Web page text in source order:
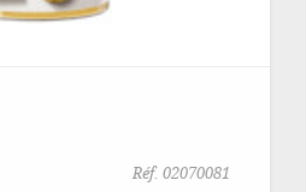
Réf. 02070081